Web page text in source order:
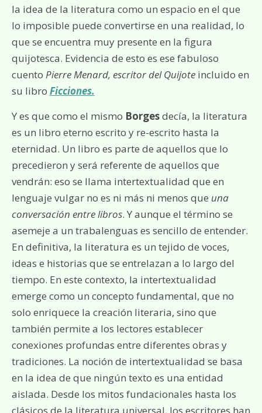
la idea de la literatura como un espacio en el que
lo imposible puede convertirse en una realidad, lo
que se encuentra muy presente en la figura
quijotesca. Evidencia de esto es ese fabuloso
cuento Pierre Menard, escritor del Quijote incluido en
su libro Ficciones.
Y es que como el mismo Borgesdecía, la literatura
es un libro eterno escrito y re-escrito hasta la
eternidad. Un libro es parte de aquellos que lo
precedieron y será referente de aquellos que
vendrán: eso se llama intertextualidad que en
lenguaje vulgar no es ni más ni menos que una
conversación entre libros. Y aunque el término se
asemeje a un trabalenguas es sencillo de entender.
En definitiva, la literatura es un tejido de voces,
ideas e historias que se entrelazan a lo largo del
tiempo. En este contexto, la intertextualidad
emerge como un concepto fundamental, que no
solo enriquece la creación literaria, sino que
también permite a los lectores establecer
conexiones profundas entre diferentes obras y
tradiciones. La noción de intertextualidad se basa
en la idea de que ningún texto es una entidad
aislada. Desde los mitos fundacionales hasta los
clásicos de la literatura universal, los escritores han